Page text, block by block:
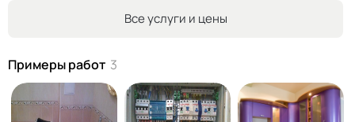
Все услуги и цены
Примеры работ 3